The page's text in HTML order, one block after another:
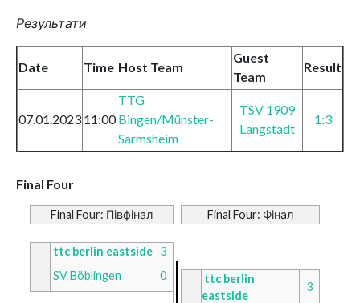
Результати
Date Time Host Team
Guest
Team
Result
07.01.2023 11:00
TTG
Bingen/Münster-
Sarmsheim
TSV 1909
Langstadt
1:3
Final Four
Final Four: Півфінал Final Four: Фінал
ttc berlin eastside 3
SV Böblingen
0
ttc berlin
eastside
3